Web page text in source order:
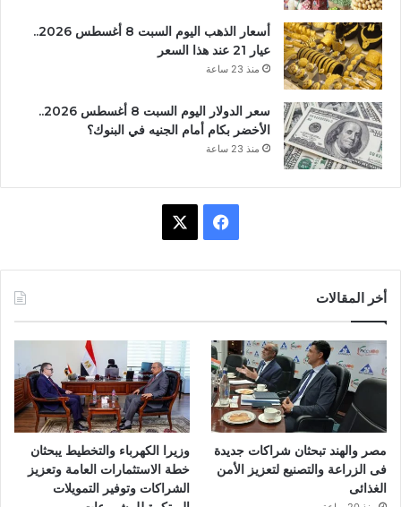
أسعار الذهب اليوم السبت 8 أغسطس 2026..
عيار 21 عند هذا السعر
منذ 23 ساعة
سعر الدولار اليوم السبت 8 أغسطس 2026..
الأخضر بكام أمام الجنيه في البنوك؟
منذ 23 ساعة
و
ك
أخر المقالات
مصر والهند تبحثان شراكات جديدة
فى الزراعة والتصنيع لتعزيز الأمن
الغذائى
وزيرا الكهرباء والتخطيط يبحثان
خطة الاستثمارات العامة وتعزيز
الشراكات وتوفير التمويلات